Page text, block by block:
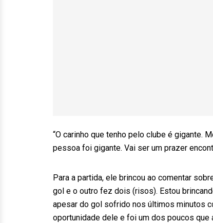
“O carinho que tenho pelo clube é gigante.
pessoa foi gigante. Vai ser um prazer
Para a partida, ele brincou ao comentar
gol e o outro fez dois (risos). Estou
apesar do gol sofrido nos últimos minutos
oportunidade dele e foi um dos poucos que